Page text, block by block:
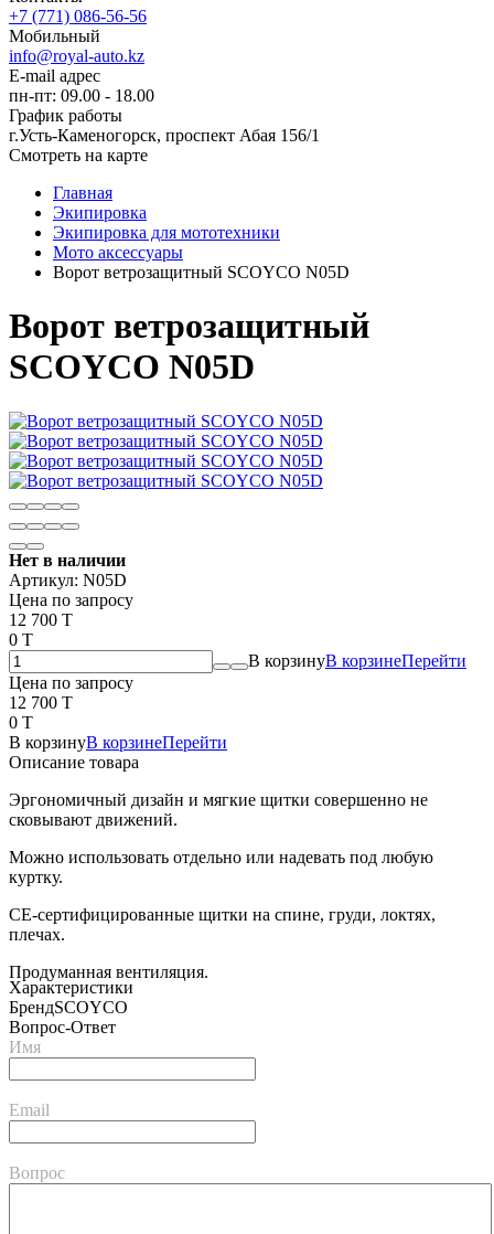
+7 (771) 086-56-56
Мобильный
info@royal-auto.kz
E-mail адрес
пн-пт: 09.00 - 18.00
График работы
г.Усть-Каменогорск, проспект Абая 156/1
Смотреть на карте
Главная
Экипировка
Экипировка для мототехники
Мото аксессуары
Ворот ветрозащитный SCOYCO N05D
Ворот ветрозащитный
SCOYCO N05D
Нет в наличии
Артикул: N05D
Цена по запросу
12 700 T
0 T
В корзинуВ корзинеПерейти
Цена по запросу
12 700 T
0 T
В корзинуВ корзинеПерейти
Описание товара
Эргономичный дизайн и мягкие щитки совершенно не
сковывают движений.
Можно использовать отдельно или надевать под любую
куртку.
CE-сертифицированные щитки на спине, груди, локтях,
плечах.
Продуманная вентиляция.
Характеристики
БрендSCOYCO
Вопрос-Ответ
Имя
Email
Вопрос